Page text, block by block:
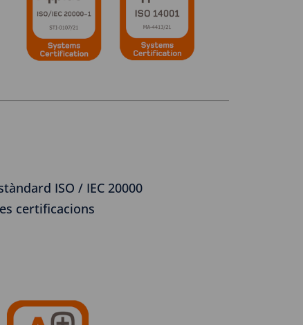
ISO / IEC 20000
certificacions